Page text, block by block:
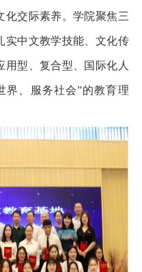
化交际素养。学院聚焦三
实中文教学技能、文化传
型、复合型、国际化人
界、服务社会”的教育理